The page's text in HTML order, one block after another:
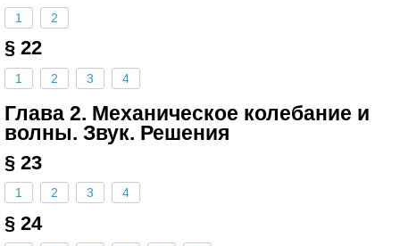
1 2
§ 22
1 2 3 4
Глава 2. Механическое колебание и
волны. Звук. Решения
§ 23
1 2 3 4
§ 24